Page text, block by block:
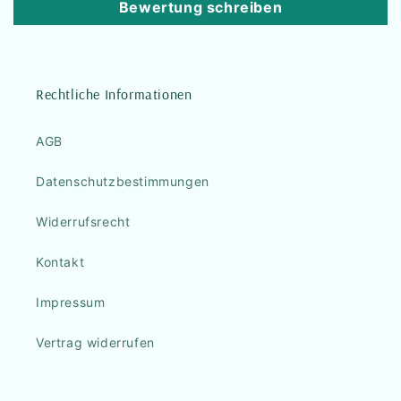
Bewertung schreiben
Rechtliche Informationen
AGB
Datenschutzbestimmungen
Widerrufsrecht
Kontakt
Impressum
Vertrag widerrufen